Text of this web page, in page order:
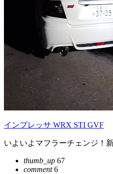
インプレッサ WRX STI GVF
いよいよマフラーチェンジ！
thumb_up 67
comment6